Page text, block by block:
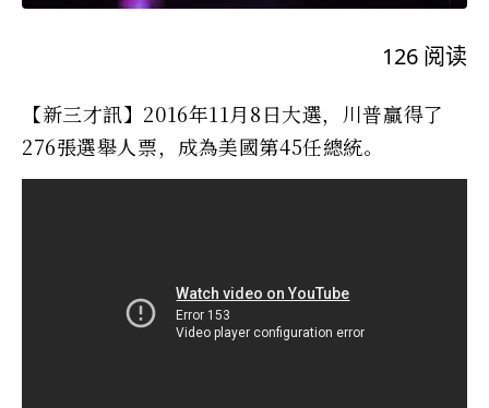
126 阅读
【新三才訊】2016年11月8日大選，川普贏得了
276張選舉人票，成為美國第45任總統。